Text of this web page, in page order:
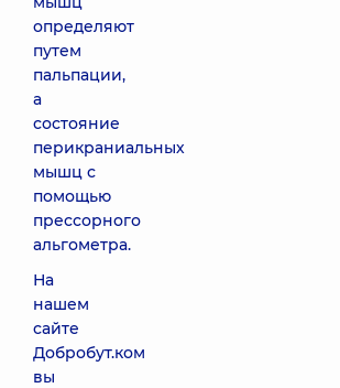
определяют
путем
пальпации,
а
состояние
перикраниальных
мышц с
помощью
прессорного
альгометра.
На
нашем
сайте
Добробут.ком
вы